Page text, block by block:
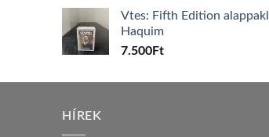
Vtes: Fifth Edition
Haquim
7.500Ft
HÍREK